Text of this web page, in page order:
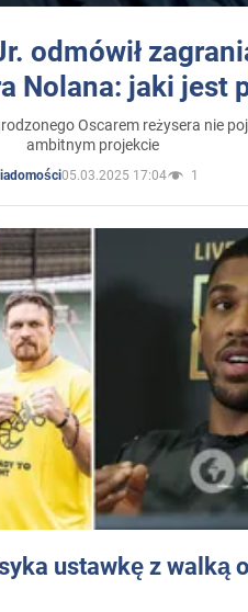
odmówił
Nolana: jaki jest
Oscarem reżysera nie
ambitnym projekcie
05.03.2025 17:04 1
ustawkę z walką